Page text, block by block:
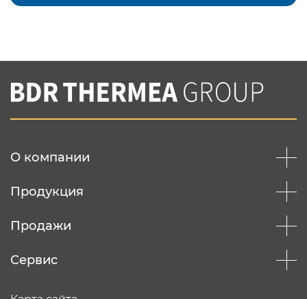
Подтвердить e-mail
Вы соглашаетесь с нашей политикой
конфеденциальности
О компании
Продукция
Продажи
Сервис